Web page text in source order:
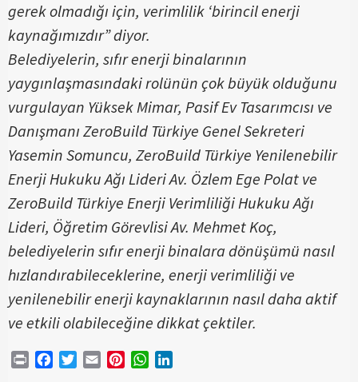
gerek olmadığı için, verimlilik ‘birincil enerji
kaynağımızdır” diyor.
Belediyelerin, sıfır enerji binalarının
yaygınlaşmasındaki rolünün çok büyük olduğunu
vurgulayan Yüksek Mimar, Pasif Ev Tasarımcısı ve
Danışmanı ZeroBuild Türkiye Genel Sekreteri
Yasemin Somuncu, ZeroBuild Türkiye Yenilenebilir
Enerji Hukuku Ağı Lideri Av. Özlem Ege Polat ve
ZeroBuild Türkiye Enerji Verimliliği Hukuku Ağı
Lideri, Öğretim Görevlisi Av. Mehmet Koç,
belediyelerin sıfır enerji binalara dönüşümü nasıl
hızlandırabileceklerine, enerji verimliliği ve
yenilenebilir enerji kaynaklarının nasıl daha aktif
ve etkili olabileceğine dikkat çektiler.
Print FacebookTwitterEmail PinterestWhatsApp